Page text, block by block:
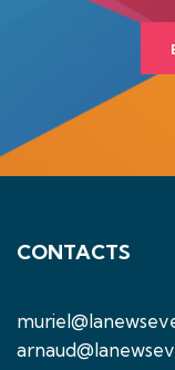
CONTACTS